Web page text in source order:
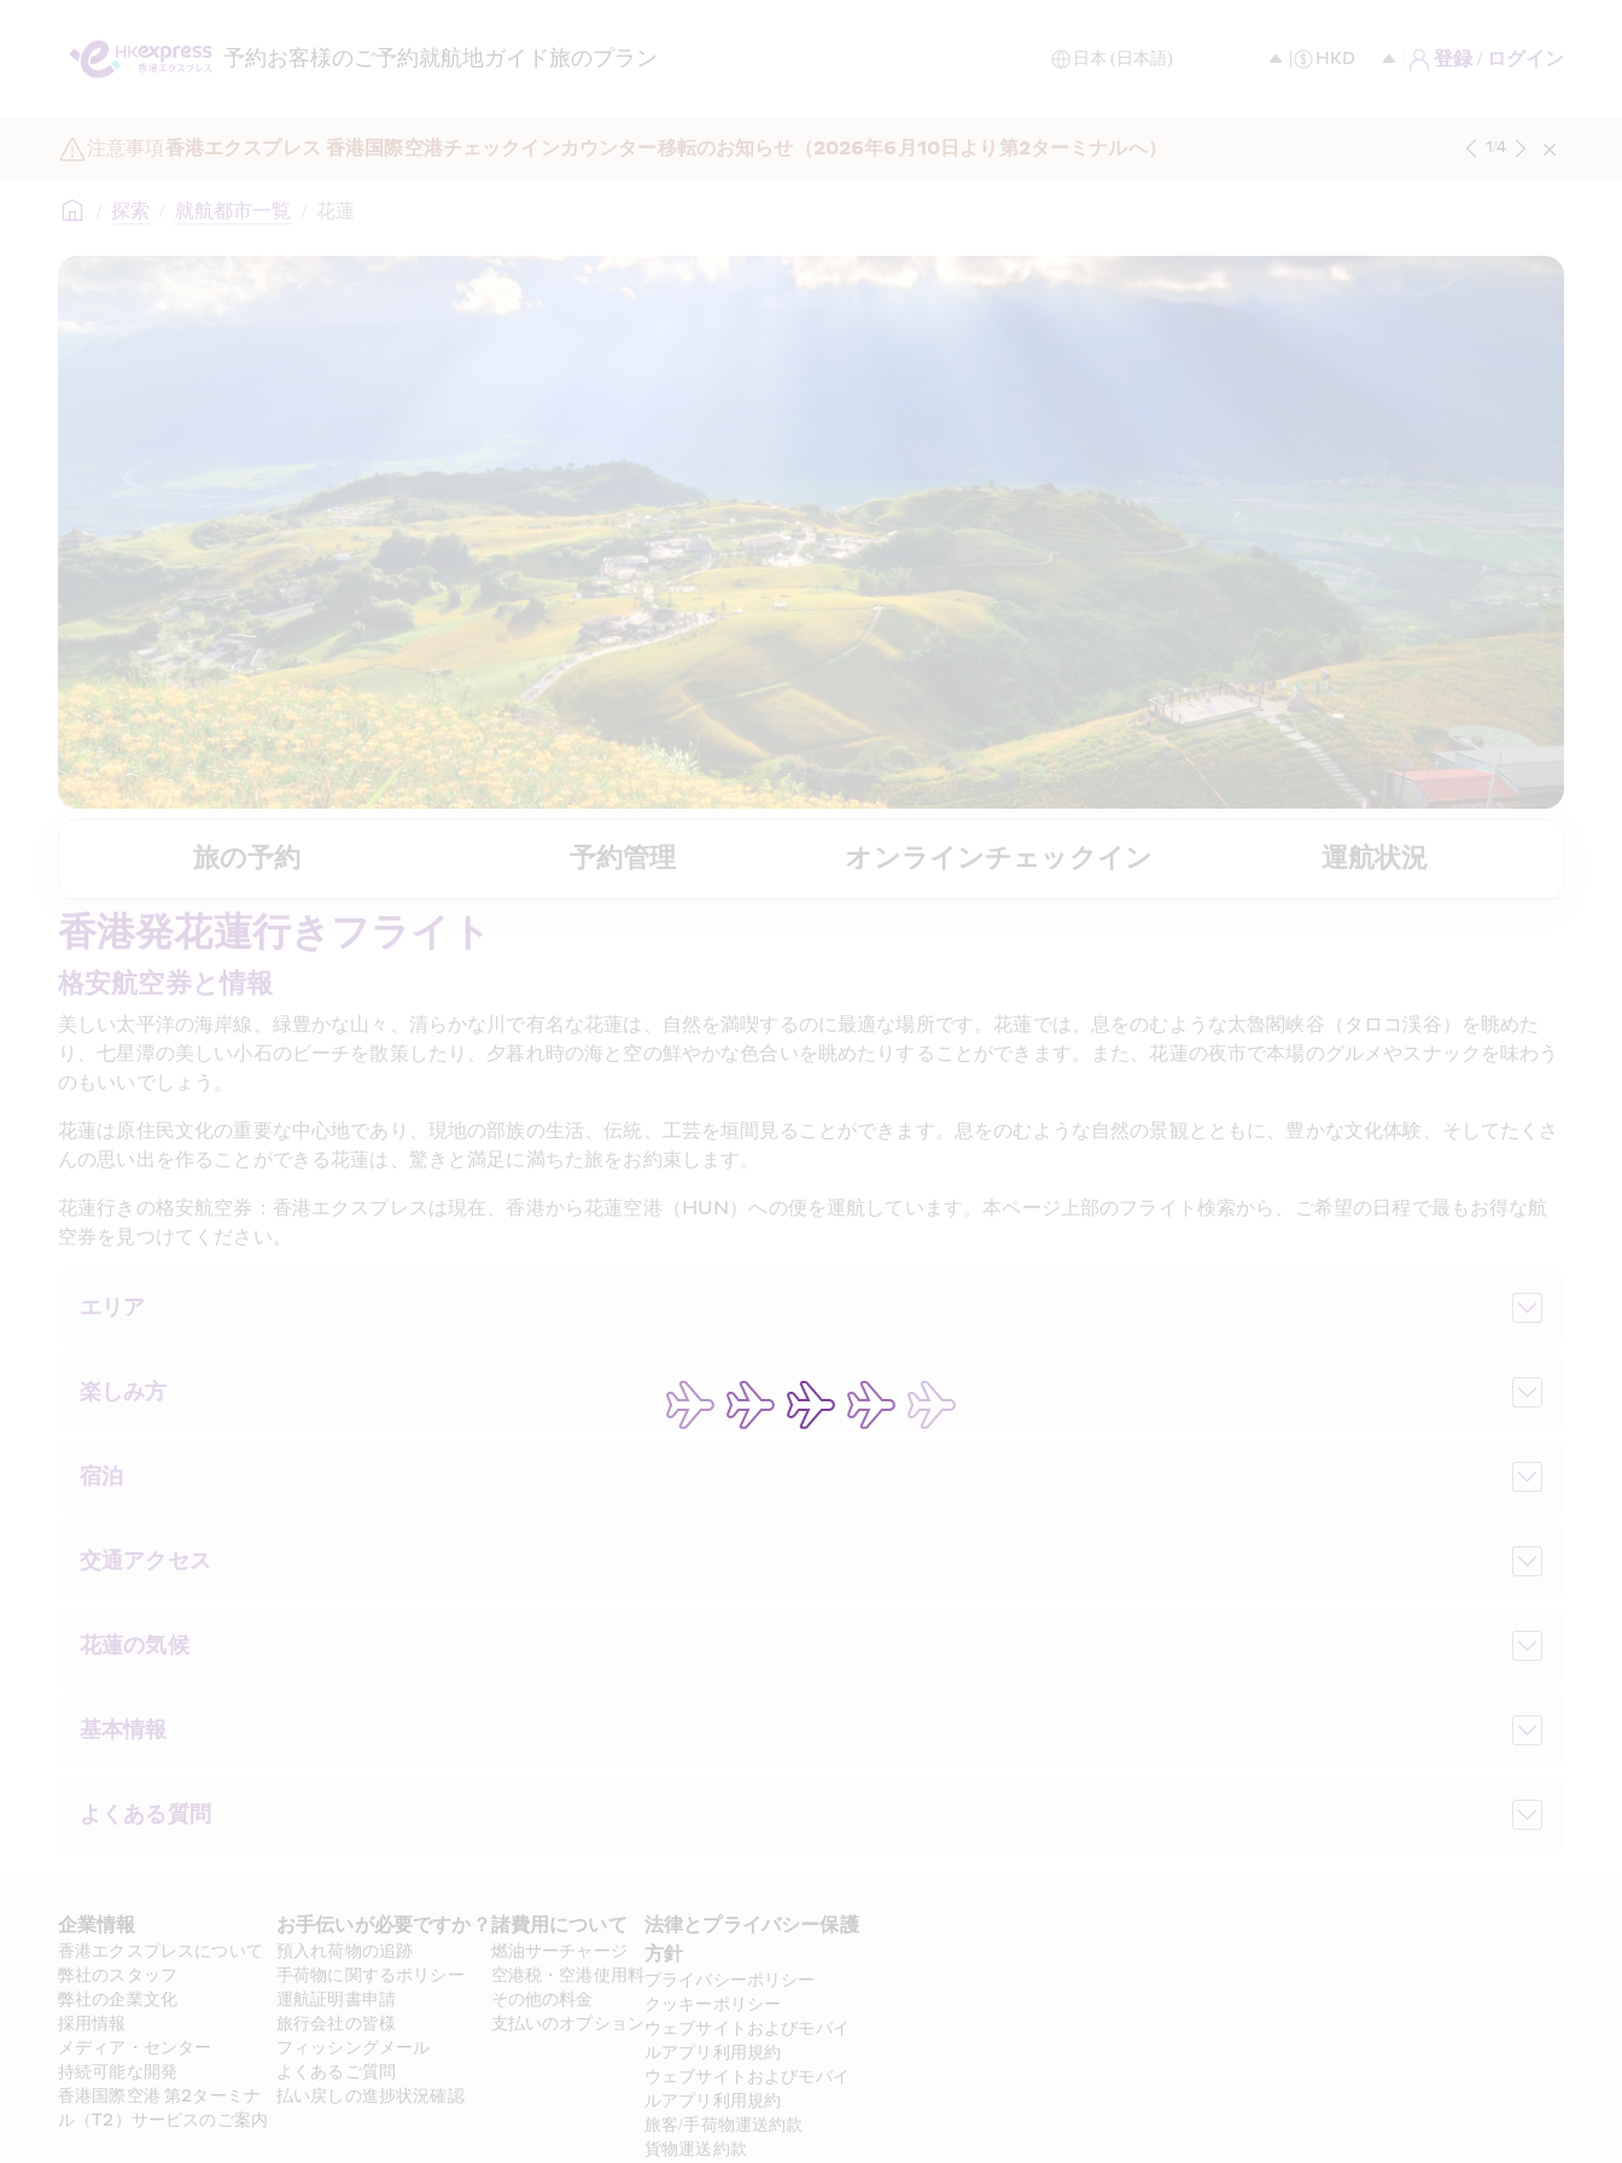
予約お客様のご予約就航地ガイド旅のプラン 登録 / ログイン
注意事項香港エクスプレス 香港国際空港チェックインカウンター移転のお知らせ（2026年6月10日より第2ターミナルへ） 1/4
/ 探索 / 就航都市一覧 / 花蓮
旅の予約 予約管理 オンラインチェックイン 運航状況
香港発花蓮行きフライト
格安航空券と情報
美しい太平洋の海岸線、緑豊かな山々、清らかな川で有名な花蓮は、自然を満喫するのに最適な場所です。花蓮では、息をのむような太魯閣峡谷（タロコ渓谷）を眺めた
り、七星潭の美しい小石のビーチを散策したり、夕暮れ時の海と空の鮮やかな色合いを眺めたりすることができます。また、花蓮の夜市で本場のグルメやスナックを味わう
のもいいでしょう。
花蓮は原住民文化の重要な中心地であり、現地の部族の生活、伝統、工芸を垣間見ることができます。息をのむような自然の景観とともに、豊かな文化体験、そしてたくさ
んの思い出を作ることができる花蓮は、驚きと満足に満ちた旅をお約束します。
花蓮行きの格安航空券：香港エクスプレスは現在、香港から花蓮空港（HUN）への便を運航しています。本ページ上部のフライト検索から、ご希望の日程で最もお得な航
空券を見つけてください。
エリア
楽しみ方
宿泊
交通アクセス
花蓮の気候
基本情報
よくある質問
企業情報
香港エクスプレスについて
弊社のスタッフ
弊社の企業文化
採用情報
メディア・センター
持続可能な開発
香港国際空港 第2ターミナ
ル（T2）サービスのご案内
お手伝いが必要ですか？
預入れ荷物の追跡
手荷物に関するポリシー
運航証明書申請
旅行会社の皆様
フィッシングメール
よくあるご質問
払い戻しの進捗状況確認
諸費用について
燃油サーチャージ
空港税・空港使用料
その他の料金
支払いのオプション
法律とプライバシー保護
方針
プライバシーポリシー
クッキーポリシー
ウェブサイトおよびモバイ
ルアプリ利用規約
ウェブサイトおよびモバイ
ルアプリ利用規約
旅客/手荷物運送約款
貨物運送約款